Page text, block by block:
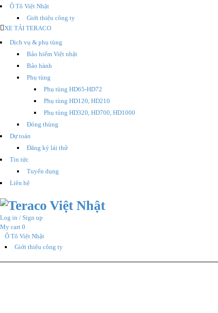
Ô Tô Việt Nhật
Giới thiệu công ty
XE TẢI TERACO
Dịch vụ & phụ tùng
Bảo hiểm Việt nhật
Bảo hành
Phụ tùng
Phụ tùng HD65-HD72
Phụ tùng HD120, HD210
Phụ tùng HD320, HD700, HD1000
Đóng thùng
Dự toán
Đăng ký lái thử
Tin tức
Tuyển dụng
Liên hệ
Log in / Sign up
My cart 0
Ô Tô Việt Nhật
Giới thiệu công ty